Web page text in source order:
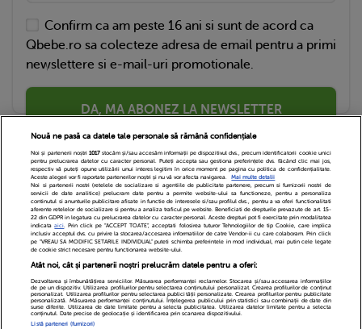
Confirm ca am peste 16 ani si sunt de acord ca
Qbebe.ro sa colecteze adresa de email pentru a primi
newslettere si e-mail-uri promotionale.
DA, MA ABONEZ LA NEWSLETTER
Echipa Editoriala Newsletter
Contact
Cariere
Cookies
Politica de confidentialitate
DivaHair Cosmetics
Despre noi
Termeni si conditii
Nouă ne pasă ca datele tale personale să rămână confidențiale
Noi și partenerii noștri 1017stocăm și/sau accesăm informații pe dispozitivul dvs., precum identificatorii cookie unici
pentru prelucrarea datelor cu caracter personal. Puteți accepta sau gestiona preferințele dvs. făcând clic mai jos,
respectiv vă puteți opune utilizării unui interes legitim în orice moment pe pagina cu politica de confidențialitate.
Aceste alegeri vor fi raportate partenerilor noștri și nu vă vor afecta navigarea.
Mai multe detalii
Noi si partenerii nostri (retelele de socializare si agentiile de publicitate partenere, precum si furnizorii nostri de
servicii de date analitice) prelucram date pentru a permite website-ului sa functioneze, pentru a personaliza
continutul si anunturile publicitare afisate in functie de interesele si/sau profilul dvs., pentru a va oferi functionalitati
aferente retelelor de socializare si pentru a analiza traficul pe website. Beneficiati de drepturile prevazute de art. 15-
22 din GDPR in legatura cu prelucrarea datelor cu caracter personal. Aceste drepturi pot fi exercitate prin modalitatea
indicataaici. Prin click pe “ACCEPT TOATE”, acceptati folosirea tuturor Tehnologiilor de tip Cookie, care implica
inclusiv acceptul dvs. cu privire la stocarea/accesarea informatiilor de catre Vendor-ii cu care colaboram. Prin click
pe “VREAU SA MODIFIC SETARILE INDIVIDUAL” puteti schimba preferintele in mod individual, mai putin cele legate
de cookie strict necesare pentru functionarea website-ului.
Atât noi, cât și partenerii noștri prelucrăm datele pentru a oferi:
Dezvoltarea și îmbunătățirea serviciilor. Măsurarea performanței reclamelor. Stocarea și/sau accesarea informațiilor
de pe un dispozitiv. Utilizarea profilurilor pentru selectarea conținutului personalizat. Crearea profilurilor de conținut
personalizat. Utilizarea profilurilor pentru selectarea publicității personalizate. Crearea profilurilor pentru publicitate
personalizată. Măsurarea performanței conținutului. Înțelegerea publicului prin statistici sau combinații de date din
surse diferite. Utilizarea de date limitate pentru a selecta publicitatea. Utilizarea datelor limitate pentru a selecta
conținutul. Date precise de geolocație și identificarea prin scanarea dispozitivului.
Listă parteneri (furnizori)